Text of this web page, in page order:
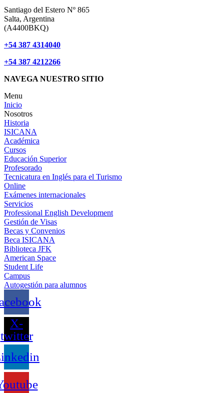
Santiago del Estero Nº 865
Salta, Argentina
(A4400BKQ)
+54 387 4314040
+54 387 4212266
NAVEGA NUESTRO SITIO
Menu
Inicio
Nosotros
Historia
ISICANA
Académica
Cursos
Educación Superior
Profesorado
Tecnicatura en Inglés para el Turismo
Online
Exámenes internacionales
Servicios
Professional English Development
Gestión de Visas
Becas y Convenios
Beca ISICANA
Biblioteca JFK
American Space
Student Life
Campus
Autogestión para alumnos
X-
twitter